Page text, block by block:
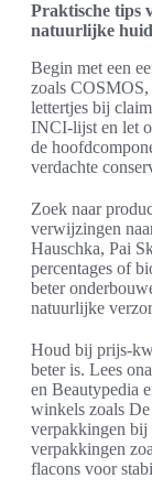
Praktische tips
natuurlijke
Begin met een
zoals
lettertjes bij
INCI-lijst en let
de
verdachte
Zoek naar
verwijzingen
Hauschka, Pai
percentages of
beter
natuurlijke
Houd bij prijs-
beter is. Lees
en Beautypedia
winkels zoals
verpakkingen bij
verpakkingen
flacons voor